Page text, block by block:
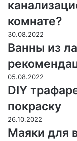
комнате?
30.08.2022
Ванны из
05.08.2022
DIY
покраску
26.10.2022
Маяки для